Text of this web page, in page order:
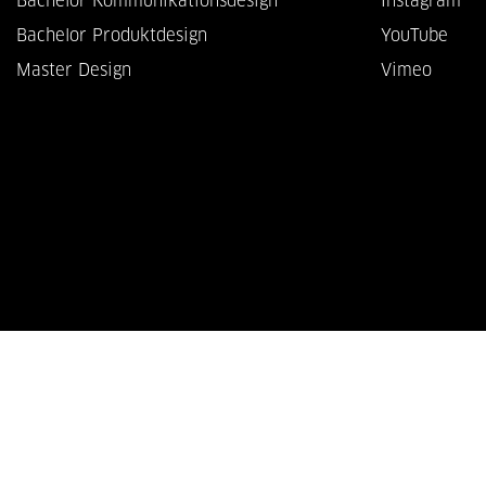
Bachelor Produktdesign
Master Design
YouTube
Vimeo